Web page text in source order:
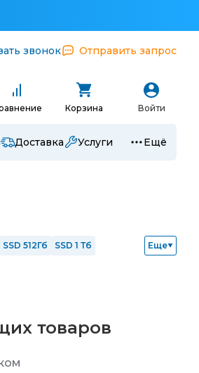
звонок Отправить запрос
Корзина Войти
Доставка Услуги Ещё
SSD 512Гб
SSD 1 Тб
Еще
товаров